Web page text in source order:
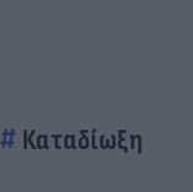
Καταδίωξη